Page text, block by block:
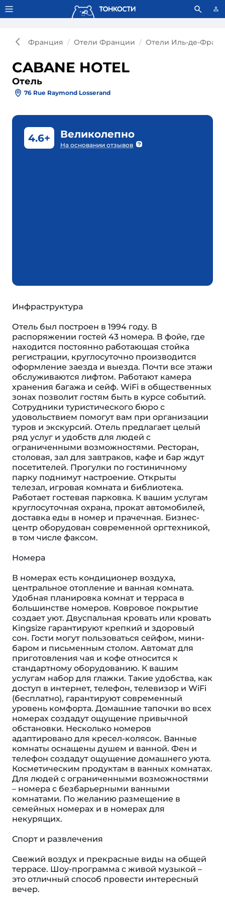
Тонкости используют сookie-файлы. Что это значит?
Франция Отели Франции Отели Иль-де-Франс
CABANE HOTEL
Отель
76 Rue Raymond Losserand
4.6+ Великолепно
На основании отзывов
Инфраструктура
Отель был построен в 1994 году. В
распоряжении гостей 43 номера. В фойе, где
находится постоянно работающая стойка
регистрации, круглосуточно производится
оформление заезда и выезда. Почти все этажи
обслуживаются лифтом. Работают камера
хранения багажа и сейф. WiFi в общественных
зонах позволит гостям быть в курсе событий.
Сотрудники туристического бюро с
удовольствием помогут вам при организации
туров и экскурсий. Отель предлагает целый
ряд услуг и удобств для людей с
ограниченными возможностями. Ресторан,
столовая, зал для завтраков, кафе и бар ждут
посетителей. Прогулки по гостиничному
парку поднимут настроение. Открыты
телезал, игровая комната и библиотека.
Работает гостевая парковка. К вашим услугам
круглосуточная охрана, прокат автомобилей,
доставка еды в номер и прачечная. Бизнес-
центр оборудован современной оргтехникой,
в том числе факсом.
Номера
В номерах есть кондиционер воздуха,
центральное отопление и ванная комната.
Удобная планировка комнат и терраса в
большинстве номеров. Ковровое покрытие
создает уют. Двуспальная кровать или кровать
Kingsize гарантируют крепкий и здоровый
сон. Гости могут пользоваться сейфом, мини-
баром и письменным столом. Автомат для
приготовления чая и кофе относится к
стандартному оборудованию. К вашим
услугам набор для глажки. Такие удобства, как
доступ в интернет, телефон, телевизор и WiFi
(бесплатно), гарантируют современный
уровень комфорта. Домашние тапочки во всех
номерах создадут ощущение привычной
обстановки. Несколько номеров
адаптировано для кресел-колясок. Ванные
комнаты оснащены душем и ванной. Фен и
телефон создадут ощущение домашнего уюта.
Косметическим продуктам в ванных комнатах.
Для людей с ограниченными возможностями
– номера с безбарьерными ванными
комнатами. По желанию размещение в
семейных номерах и в номерах для
некурящих.
Спорт и развлечения
Свежий воздух и прекрасные виды на общей
террасе. Шоу-программа с живой музыкой –
это отличный способ провести интересный
вечер.